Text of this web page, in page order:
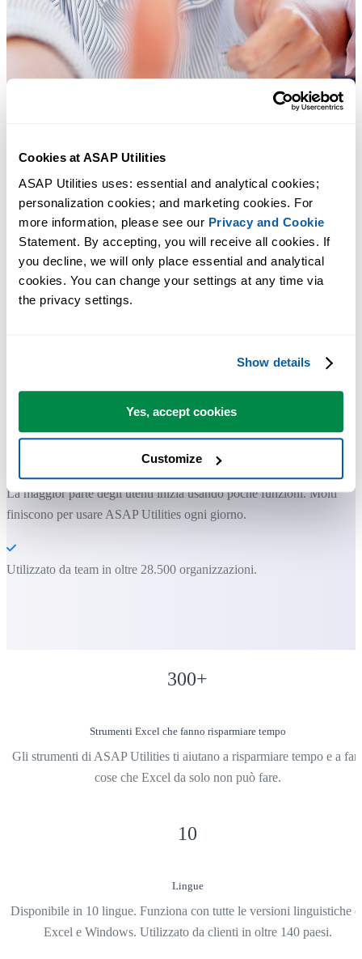
Cookies at ASAP Utilities
ASAP Utilities uses: essential and analytical cookies;
personalization cookies; and marketing cookies. For
more information, please see our Privacy and Cookie
Statement. By accepting, you will receive all cookies. If
you decline, we will only place essential and analytical
cookies. You can change your settings at any time via
the privacy settings.
Show details
Yes, accept cookies
Customize
Strumenti pratici che molti utenti di Excel vorrebbero integrati in
Excel.
Puoi iniziare subito. Nessuna formazione necessaria.
La maggior parte degli utenti inizia usando poche funzioni. Molti
finiscono per usare ASAP Utilities ogni giorno.
Utilizzato da team in oltre 28.500 organizzazioni.
300+
Strumenti Excel che fanno risparmiare tempo
Gli strumenti di ASAP Utilities ti aiutano a risparmiare tempo e a
cose che Excel da solo non può fare.
10
Lingue
Disponibile in 10 lingue. Funziona con tutte le versioni linguistiche
Excel e Windows. Utilizzato da clienti in oltre 140 paesi.